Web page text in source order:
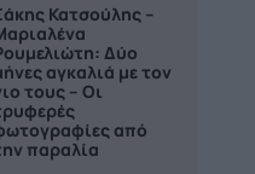
Κατσούλης –
Δύο
αγκαλιά με τον
τους – Οι
από
παραλία